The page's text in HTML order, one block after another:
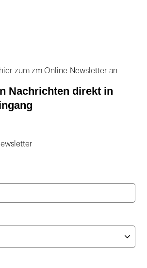
zum zm Online-Newsletter an
Nachrichten direkt in